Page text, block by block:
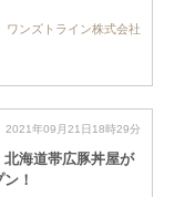
ワンズトライン株式会社
2021年09月21日18時29分
海道帯広豚丼屋が
！